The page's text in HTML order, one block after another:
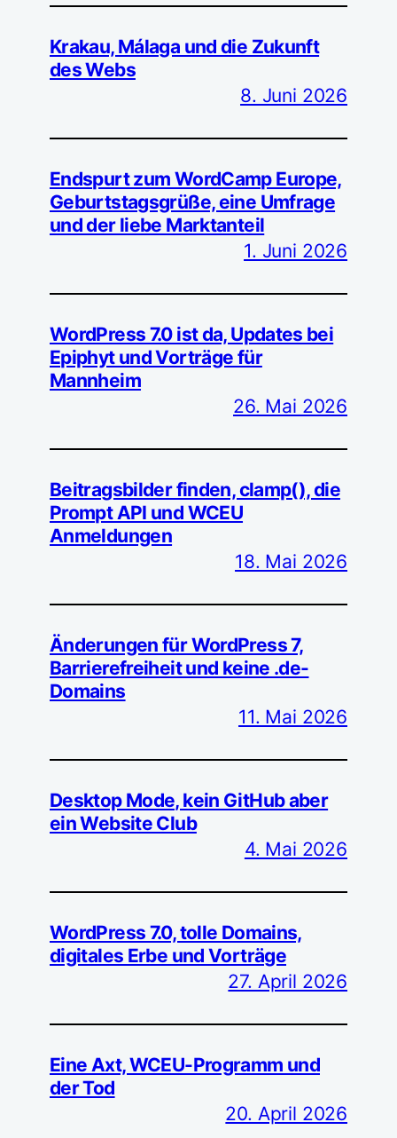
Krakau, Málaga und die Zukunft
des Webs
8. Juni 2026
Endspurt zum WordCamp Europe,
Geburtstagsgrüße, eine Umfrage
und der liebe Marktanteil
1. Juni 2026
WordPress 7.0 ist da, Updates bei
Epiphyt und Vorträge für
Mannheim
26. Mai 2026
Beitragsbilder finden, clamp(), die
Prompt API und WCEU
Anmeldungen
18. Mai 2026
Änderungen für WordPress 7,
Barrierefreiheit und keine .de-
Domains
11. Mai 2026
Desktop Mode, kein GitHub aber
ein Website Club
4. Mai 2026
WordPress 7.0, tolle Domains,
digitales Erbe und Vorträge
27. April 2026
Eine Axt, WCEU-Programm und
der Tod
20. April 2026